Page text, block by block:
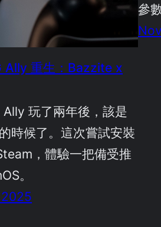
Ally 重生：Bazzite x
Ally 玩了兩年後，該是
時候了。這次嘗試安裝
，體驗一把備受推
。
參